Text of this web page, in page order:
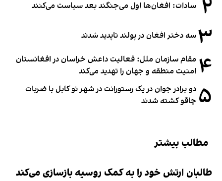
۲ سادات: افغان‌ها اول می‌جنگند بعد سیاست می‌کنند
۳سه دختر افغان در پولند ناپدید شدند
۴ مقام سازمان ملل: فعالیت داعش خراسان در افغانستان
امنیت منطقه و جهان را تهدید می‌کند
۵ دو برادر جوان در یک رستورانت در شهر نو کابل با ضربات
چاقو کشته شدند
مطالب بیشتر
طالبان ارتش خود را به کمک روسیه بازسازی می‌کند